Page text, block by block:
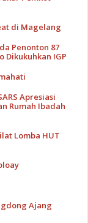
di Magelang
Penonton 87
Dikukuhkan IGP
Apresiasi
Rumah Ibadah
Lomba HUT
Ajang